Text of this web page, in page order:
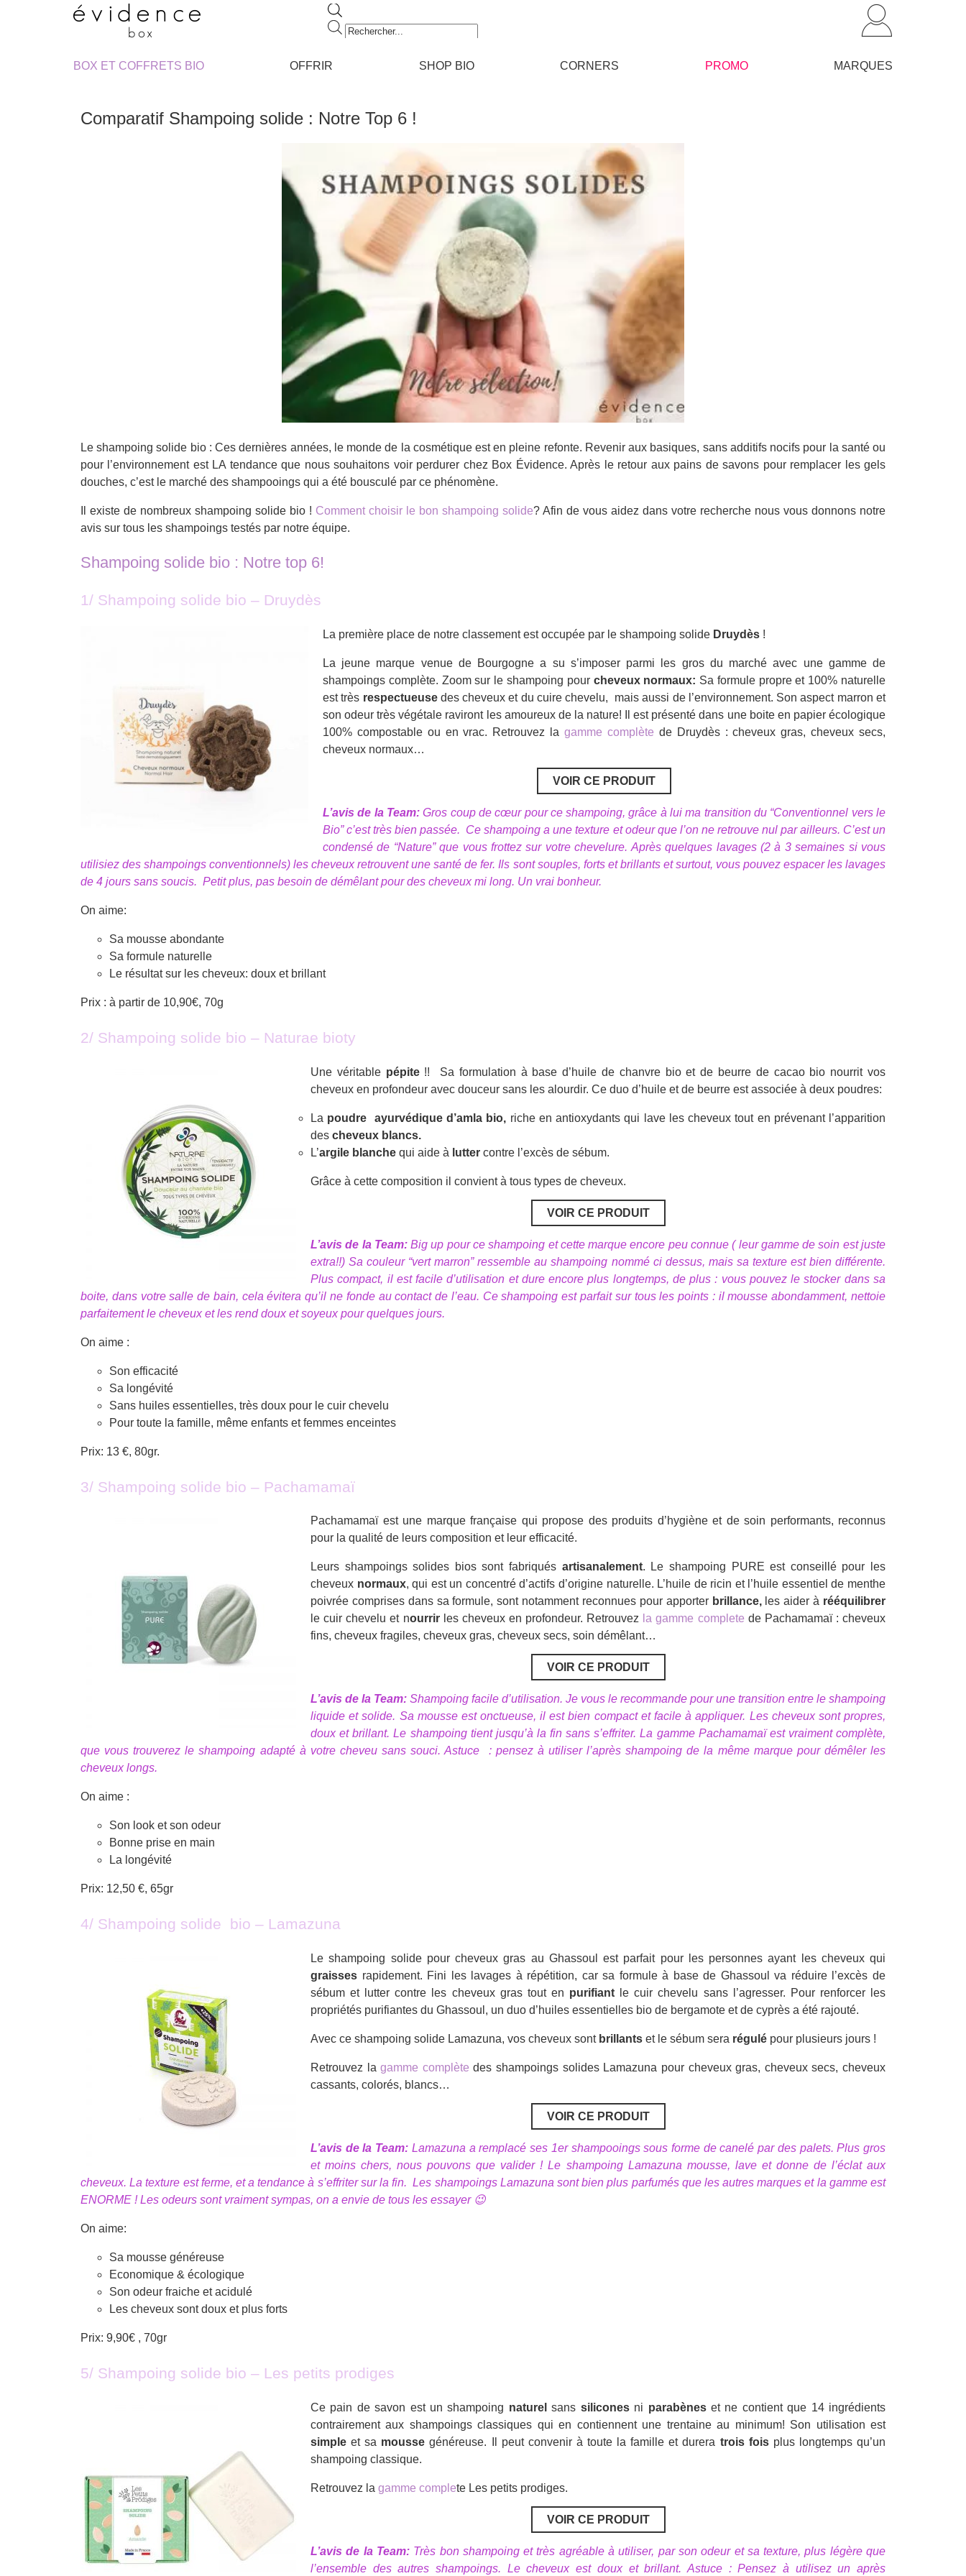
Recherche
de
BOX ET COFFRETS BIO
OFFRIR SHOP BIO CORNERS PROMO MARQUES
Comparatif Shampoing solide : Notre Top 6 !
Le shampoing solide bio : Ces dernières années, le monde de la cosmétique est en pleine refonte. Revenir aux basiques, sans additifs nocifs pour la santé ou
pour l’environnement est LA tendance que nous souhaitons voir perdurer chez Box Évidence. Après le retour aux pains de savons pour remplacer les gels
douches, c’est le marché des shampooings qui a été bousculé par ce phénomène.
Il existe de nombreux shampoing solide bio ! Comment choisir le bon shampoing solide? Afin de vous aidez dans votre recherche nous vous donnons notre
avis sur tous les shampoings testés par notre équipe.
Shampoing solide bio : Notre top 6!
1/ Shampoing solide bio – Druydès
La première place de notre classement est occupée par le shampoing solide Druydès !
La jeune marque venue de Bourgogne a su s’imposer parmi les gros du marché avec une gamme de
shampoings complète. Zoom sur le shampoing pour cheveux normaux: Sa formule propre et 100% naturelle
est très respectueusedes cheveux et du cuire chevelu, mais aussi de l’environnement. Son aspect marron et
son odeur très végétale raviront les amoureux de la nature! Il est présenté dans une boite en papier écologique
100% compostable ou en vrac. Retrouvez la gamme complète de Druydès : cheveux gras, cheveux secs,
cheveux normaux…
VOIR CE PRODUIT
L’avis de la Team:Gros coup de cœur pour ce shampoing, grâce à lui ma transition du “Conventionnel vers le
Bio” c’est très bien passée. Ce shampoing a une texture et odeur que l’on ne retrouve nul par ailleurs. C’est un
condensé de “Nature” que vous frottez sur votre chevelure. Après quelques lavages (2 à 3 semaines si vous
utilisiez des shampoings conventionnels) les cheveux retrouvent une santé de fer. Ils sont souples, forts et brillants et surtout, vous pouvez espacer les lavages
de 4 jours sans soucis. Petit plus, pas besoin de démêlant pour des cheveux mi long. Un vrai bonheur.
On aime:
Sa mousse abondante
Sa formule naturelle
Le résultat sur les cheveux: doux et brillant
Prix : à partir de 10,90€, 70g
2/ Shampoing solide bio – Naturae bioty
Une véritable pépite!! Sa formulation à base d’huile de chanvre bio et de beurre de cacao bio nourrit vos
cheveux en profondeur avec douceur sans les alourdir. Ce duo d’huile et de beurre est associée à deux poudres:
La poudre ayurvédiqued’amla bio, riche en antioxydants qui lave les cheveux tout en prévenant l’apparition
des cheveux blancs.
L’argile blanche qui aide à lutter contre l’excès de sébum.
Grâce à cette composition il convient à tous types de cheveux.
VOIR CE PRODUIT
L’avis de la Team:Big up pour ce shampoing et cette marque encore peu connue ( leur gamme de soin est juste
extra!!) Sa couleur “vert marron” ressemble au shampoing nommé ci dessus, mais sa texture est bien différente.
Plus compact, il est facile d’utilisation et dure encore plus longtemps, de plus : vous pouvez le stocker dans sa
boite, dans votre salle de bain, cela évitera qu’il ne fonde au contact de l’eau. Ce shampoing est parfait sur tous les points : il mousse abondamment, nettoie
parfaitement le cheveux et les rend doux et soyeux pour quelques jours.
On aime :
Son efficacité
Sa longévité
Sans huiles essentielles, très doux pour le cuir chevelu
Pour toute la famille, même enfants et femmes enceintes
Prix: 13 €, 80gr.
3/ Shampoing solide bio – Pachamamaï
Pachamamaï est une marque française qui propose des produits d’hygiène et de soin performants, reconnus
pour la qualité de leurs composition et leur efficacité.
Leurs shampoings solides bios sont fabriqués artisanalement. Le shampoing PURE est conseillé pour les
cheveux normaux, qui est un concentré d’actifs d’origine naturelle. L’huile de ricin et l’huile essentiel de menthe
poivrée comprises dans sa formule, sont notamment reconnues pour apporter brillance, les aider à rééquilibrer
le cuir chevelu et nourrirles cheveux en profondeur. Retrouvez la gamme complete de Pachamamaï : cheveux
fins, cheveux fragiles, cheveux gras, cheveux secs, soin démêlant…
VOIR CE PRODUIT
L’avis de la Team: Shampoing facile d’utilisation. Je vous le recommande pour une transition entre le shampoing
liquide et solide. Sa mousse est onctueuse, il est bien compact et facile à appliquer. Les cheveux sont propres,
doux et brillant. Le shampoing tient jusqu’à la fin sans s’effriter. La gamme Pachamamaï est vraiment complète,
que vous trouverez le shampoing adapté à votre cheveu sans souci. Astuce : pensez à utiliser l’après shampoing de la même marque pour démêler les
cheveux longs.
On aime :
Son look et son odeur
Bonne prise en main
La longévité
Prix: 12,50 €, 65gr
4/ Shampoing solide bio – Lamazuna
Le shampoing solide pour cheveux gras au Ghassoul est parfait pour les personnes ayant les cheveux qui
graisses rapidement. Fini les lavages à répétition, car sa formule à base de Ghassoul va réduire l’excès de
sébum et lutter contre les cheveux gras tout en purifiant le cuir chevelu sans l’agresser. Pour renforcer les
propriétés purifiantes du Ghassoul, un duo d’huiles essentielles bio de bergamote et de cyprès a été rajouté.
Avec ce shampoing solide Lamazuna, vos cheveux sont brillants et le sébum sera régulé pour plusieurs jours !
Retrouvez lagamme complètedes shampoings solides Lamazuna pour cheveux gras, cheveux secs, cheveux
cassants, colorés, blancs…
VOIR CE PRODUIT
L’avis de la Team: Lamazuna a remplacé ses 1er shampooings sous forme de canelé par des palets. Plus gros
et moins chers, nous pouvons que valider ! Le shampoing Lamazuna mousse, lave et donne de l’éclat aux
cheveux. La texture est ferme, et a tendance à s’effriter sur la fin. Les shampoings Lamazuna sont bien plus parfumés que les autres marques et la gamme est
ENORME ! Les odeurs sont vraiment sympas, on a envie de tous les essayer 😉
On aime:
Sa mousse généreuse
Economique & écologique
Son odeur fraiche et acidulé
Les cheveux sont doux et plus forts
Prix: 9,90€ , 70gr
5/ Shampoing solide bio – Les petits prodiges
Ce pain de savon est un shampoing naturel sans siliconesni parabèneset ne contient que 14 ingrédients
contrairement aux shampoings classiques qui en contiennent une trentaine au minimum! Son utilisation est
simple et sa mousse généreuse. Il peut convenir à toute la famille et durera trois foisplus longtemps qu’un
shampoing classique.
Retrouvez la gamme complete Les petits prodiges.
VOIR CE PRODUIT
L’avis de la Team:Très bon shampoing et très agréable à utiliser, par son odeur et sa texture, plus légère que
l’ensemble des autres shampoings. Le cheveux est doux et brillant. Astuce : Pensez à utilisez un après